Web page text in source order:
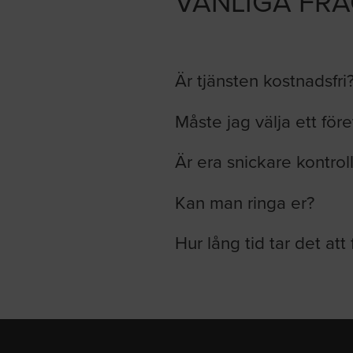
Är tjänsten
Måste jag välja ett
Är era snickare
Kan man ringa er?
Hur lång tid tar det att